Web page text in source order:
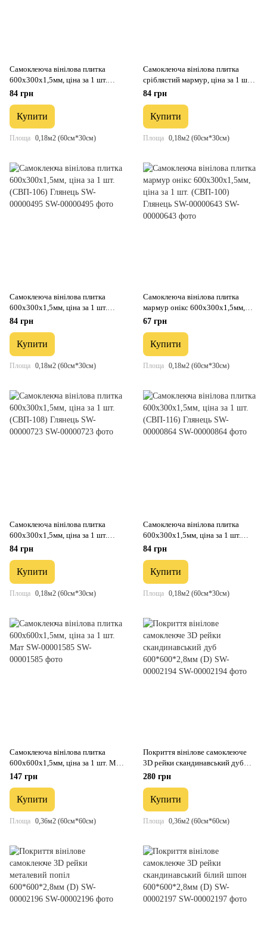
Самоклеюча вінілова плитка
600х300х1,5мм, ціна за 1 шт.
(СВП-109) Глянець SW-00000498
84 грн
Купити
Площа 0,18м2 (60см*30см)
Самоклеюча вінілова плитка
сріблястий мармур, ціна за 1 шт.
(СВП-103) Глянець SW-00000290
84 грн
Купити
Площа 0,18м2 (60см*30см)
Самоклеюча вінілова плитка
600х300х1,5мм, ціна за 1 шт.
(СВП-106) Глянець SW-00000495
84 грн
Купити
Площа 0,18м2 (60см*30см)
Самоклеюча вінілова плитка
мармур онікс 600х300х1,5мм,
ціна за 1 шт. (СВП-100) Глянець
67 грн
Купити
Площа 0,18м2 (60см*30см)
Самоклеюча вінілова плитка
600х300х1,5мм, ціна за 1 шт.
(СВП-108) Глянець SW-00000723
84 грн
Купити
Площа 0,18м2 (60см*30см)
Самоклеюча вінілова плитка
600х300х1,5мм, ціна за 1 шт.
(СВП-116) Глянець SW-00000864
84 грн
Купити
Площа 0,18м2 (60см*30см)
Самоклеюча вінілова плитка
600х600х1,5мм, ціна за 1 шт. Мат
SW-00001585
147 грн
Купити
Площа 0,36м2 (60см*60см)
Покриття вінілове самоклеюче
3D рейки скандинавський дуб
600*600*2,8мм (D) SW-00002194
280 грн
Купити
Площа 0,36м2 (60см*60см)